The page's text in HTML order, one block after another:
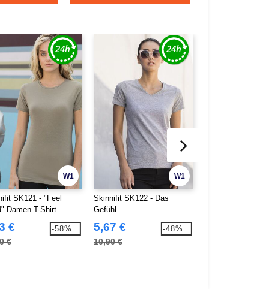
W1
SK121 - "Feel
Damen T-Shirt
€
€
-58%
W1
Skinnifit SK122 - Das
Gefühl
5,67 €
10,90 €
-48%